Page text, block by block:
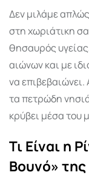
Δεν μιλάμε
στη χωριάτικη
θησαυρός
αιώνων και με
να
τα πετρώδη
κρύβει μέσα του
Τι Είναι η
Βουνό»